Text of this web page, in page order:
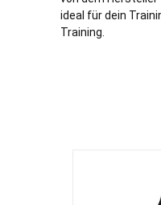
ideal für dein
Training.